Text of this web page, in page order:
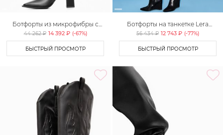
Ботфорты из микрофибры с
квадратным мысом Lera Nena
44 262 ₽ 14 392 ₽ (-67%)
БЫСТРЫЙ ПРОСМОТР
Ботфорты на танкетке Lera
Nena Unreal
56 434 ₽ 12 743 ₽ (-77%)
БЫСТРЫЙ ПРОСМОТР